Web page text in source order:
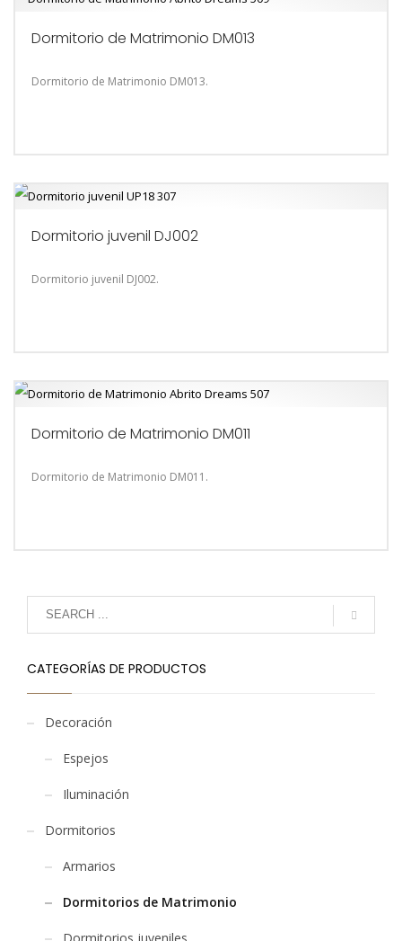
Dormitorio de Matrimonio DM013
Dormitorio de Matrimonio DM013.
Dormitorio juvenil DJ002
Dormitorio juvenil DJ002.
Dormitorio de Matrimonio DM011
Dormitorio de Matrimonio DM011.
CATEGORÍAS DE PRODUCTOS
Decoración
Espejos
Iluminación
Dormitorios
Armarios
Dormitorios de Matrimonio